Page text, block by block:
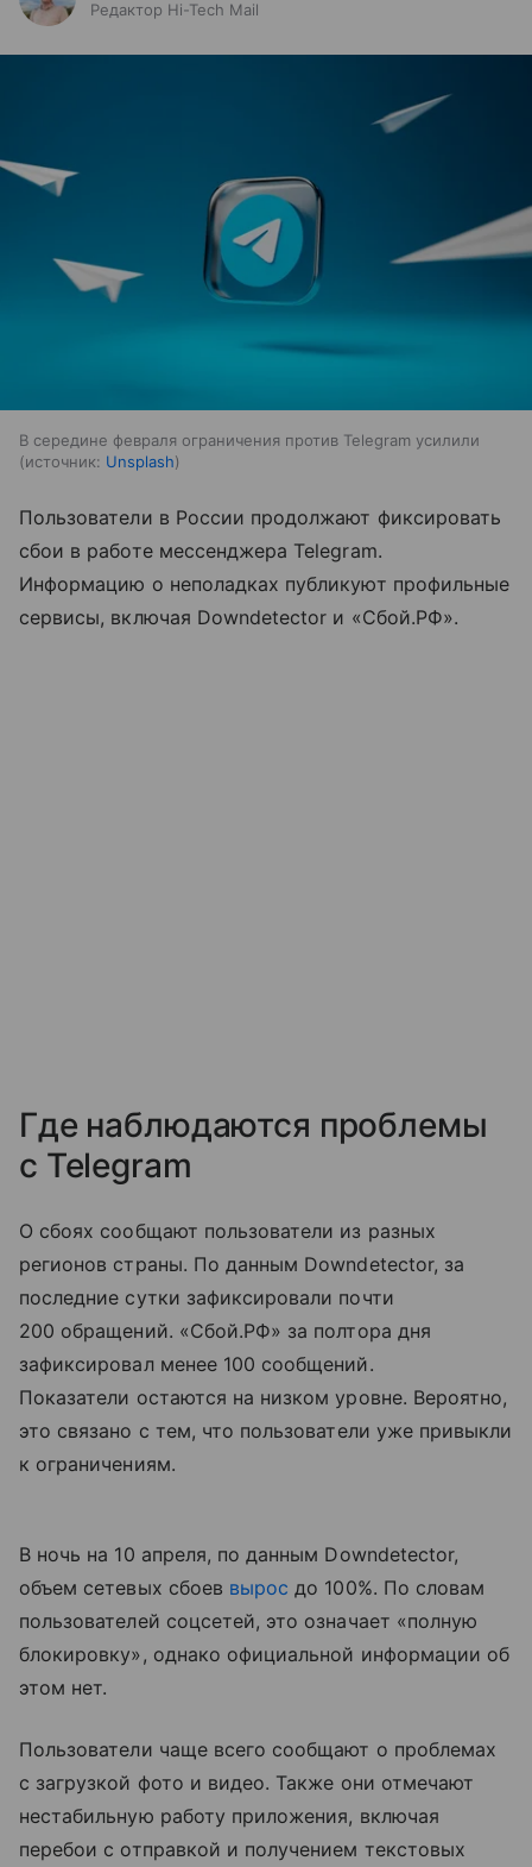
Редактор Hi-Tech Mail
В середине февраля ограничения против Telegram усилили
источник: Unsplash
Пользователи в России продолжают фиксировать
сбои в работе мессенджера Telegram.
Информацию о неполадках публикуют профильные
сервисы, включая Downdetector и «Сбой.РФ».
Где наблюдаются проблемы
с Telegram
О сбоях сообщают пользователи из разных
регионов страны. По данным Downdetector, за
последние сутки зафиксировали почти
200 обращений. «Сбой.РФ» за полтора дня
зафиксировал менее 100 сообщений.
Показатели остаются на низком уровне. Вероятно,
это связано с тем, что пользователи уже привыкли
к ограничениям.
В ночь на 10 апреля, по данным Downdetector,
объем сетевых сбоев вырос до 100%. По словам
пользователей соцсетей, это означает «полную
блокировку», однако официальной информации об
этом нет.
Пользователи чаще всего сообщают о проблемах
с загрузкой фото и видео. Также они отмечают
нестабильную работу приложения, включая
перебои с отправкой и получением текстовых